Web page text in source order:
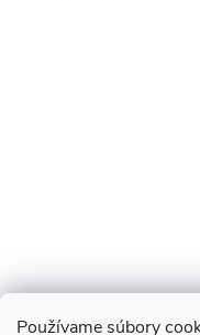
Používame súbory